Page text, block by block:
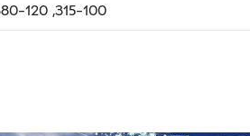
315-100, 380-120, 150-100, 375-119, 400-125